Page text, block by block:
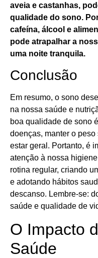
aveia e castanhas,
qualidade do sono.
cafeína, álcool e
pode atrapalhar a
uma noite tranquila.
Conclusão
Em resumo, o sono
na nossa saúde e
boa qualidade de sono
doenças, manter o
estar geral. Portanto, é
atenção à nossa
rotina regular, criando
e adotando hábitos
descanso. Lembre-se:
saúde e qualidade de
O Impacto
Saúde